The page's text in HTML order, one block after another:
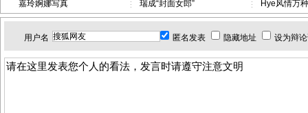
嘉玲婀娜写真
瑞成“封面女郎”
Hye风情万
用户名 匿名发表 隐藏地址 设为辩